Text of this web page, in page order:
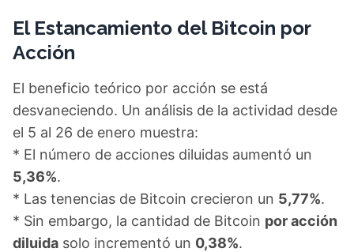
El Estancamiento del Bitcoin por
Acción
El beneficio teórico por acción se está
desvaneciendo. Un análisis de la actividad desde
el 5 al 26 de enero muestra:
* El número de acciones diluidas aumentó un
5,36%.
* Las tenencias de Bitcoin crecieron un 5,77%.
* Sin embargo, la cantidad de Bitcoin por acción
diluida solo incrementó un 0,38%.